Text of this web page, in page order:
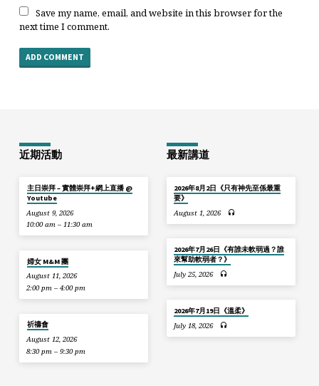
Save my name, email, and website in this browser for the
next time I comment.
近期活動
主日崇拜 – 實體崇拜+網上直播 @
Youtube
August 9, 2026
10:00 am – 11:30 am
婦女 M&M 團
August 11, 2026
2:00 pm – 4:00 pm
祈禱會
August 12, 2026
8:30 pm – 9:30 pm
最新講道
2026年8月2日《只有神先至係最重
要》
August 1, 2026
2026年7月26日《有誰未軟弱過？誰
來幫助軟弱者？》
July 25, 2026
2026年7月19日《溫柔》
July 18, 2026